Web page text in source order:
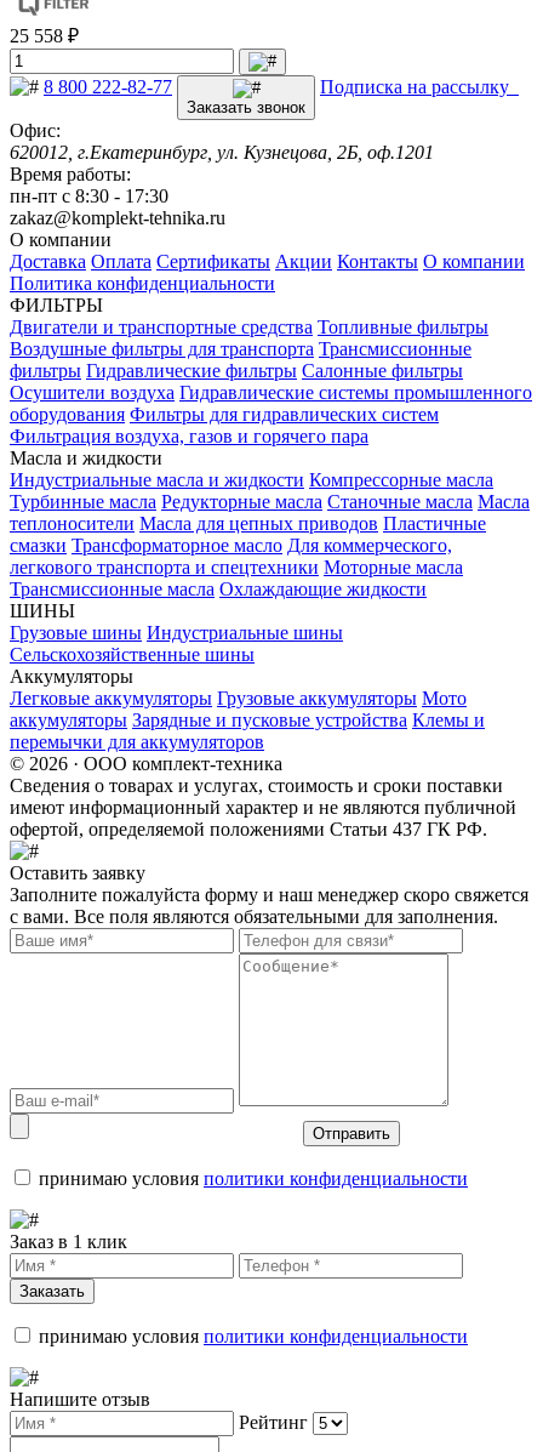
25 558 ₽
8 800 222-82-77
Заказать звонок
Подписка на рассылку
Офис:
620012, г.Екатеринбург, ул. Кузнецова, 2Б, оф.1201
Время работы:
пн-пт с 8:30 - 17:30
zakaz@komplekt-tehnika.ru
О компании
Доставка Оплата Сертификаты Акции Контакты О компании
Политика конфиденциальности
ФИЛЬТРЫ
Двигатели и транспортные средства Топливные фильтры
Воздушные фильтры для транспорта Трансмиссионные
фильтры Гидравлические фильтры Салонные фильтры
Осушители воздуха Гидравлические системы промышленного
оборудования Фильтры для гидравлических систем
Фильтрация воздуха, газов и горячего пара
Масла и жидкости
Индустриальные масла и жидкости Компрессорные масла
Турбинные масла Редукторные масла Станочные масла Масла
теплоносители Масла для цепных приводов Пластичные
смазки Трансформаторное масло Для коммерческого,
легкового транспорта и спецтехники Моторные масла
Трансмиссионные масла Охлаждающие жидкости
ШИНЫ
Грузовые шины Индустриальные шины
Сельскохозяйственные шины
Аккумуляторы
Легковые аккумуляторы Грузовые аккумуляторы Мото
аккумуляторы Зарядные и пусковые устройства Клемы и
перемычки для аккумуляторов
© 2026 · ООО комплект-техника
Сведения о товарах и услугах, стоимость и сроки поставки
имеют информационный характер и не являются публичной
офертой, определяемой положениями Статьи 437 ГК РФ.
Оставить заявку
Заполните пожалуйста форму и наш менеджер скоро свяжется
с вами. Все поля являются обязательными для заполнения.
Отправить
принимаю условия политики конфиденциальности
Заказ в 1 клик
Заказать
принимаю условия политики конфиденциальности
Напишите отзыв
Рейтинг